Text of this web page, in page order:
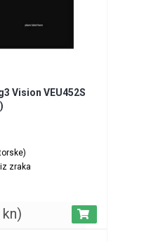
Vision VEU452S
zraka